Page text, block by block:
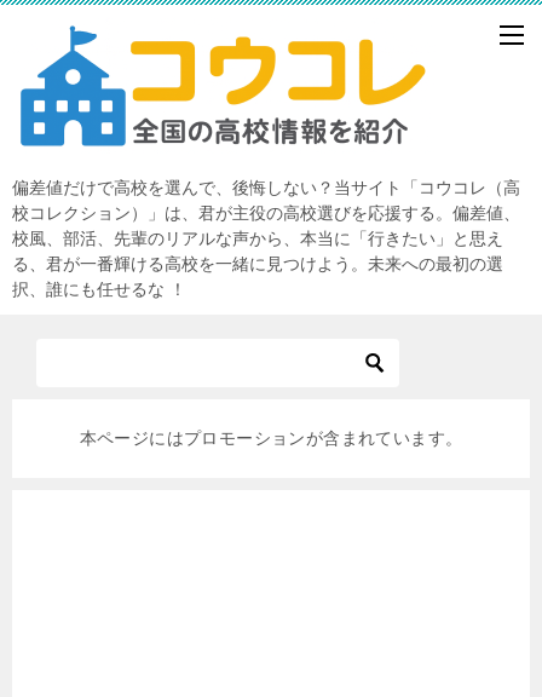
偏差値だけで高校を選んで、後悔しない？当サイト「コウコレ（高
校コレクション）」は、君が主役の高校選びを応援する。偏差値、
校風、部活、先輩のリアルな声から、本当に「行きたい」と思え
る、君が一番輝ける高校を一緒に見つけよう。未来への最初の選
択、誰にも任せるな ！
本ページにはプロモーションが含まれています。